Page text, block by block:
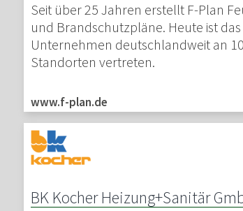
Seit über 25 Jahren erstellt F-Plan
und Brandschutzpläne. Heute ist das
Unternehmen deutschlandweit an 10
Standorten vertreten.
www.f-plan.de
BK Kocher Heizung+Sanitär